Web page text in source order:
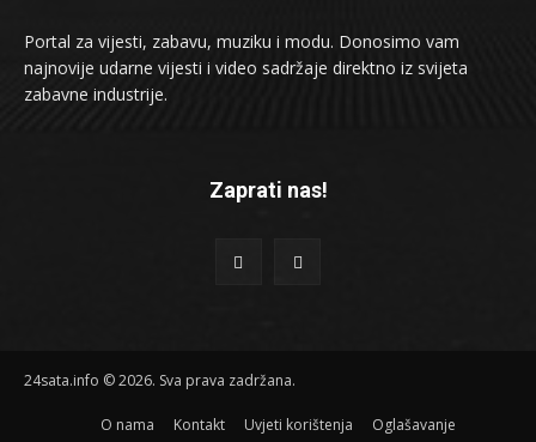
Portal za vijesti, zabavu, muziku i modu. Donosimo vam
najnovije udarne vijesti i video sadržaje direktno iz svijeta
zabavne industrije.
Zaprati nas!
24sata.info © 2026. Sva prava zadržana.
O nama Kontakt Uvjeti korištenja Oglašavanje